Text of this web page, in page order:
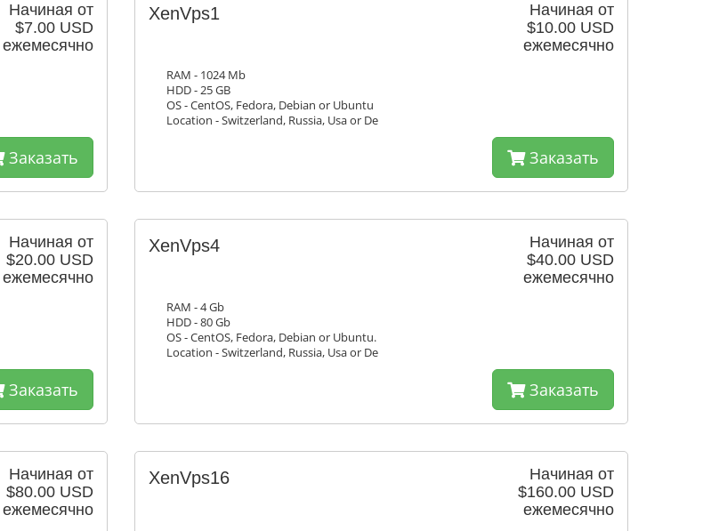
Начиная от
$7.00 USD
ежемесячно
Заказать
Начиная от
$10.00 USD
ежемесячно
XenVps1
RAM - 1024 Mb
HDD - 25 GB
OS - CentOS, Fedora, Debian or Ubuntu
Location - Switzerland, Russia, Usa or De
Заказать
Начиная от
$20.00 USD
ежемесячно
Заказать
Начиная от
$40.00 USD
ежемесячно
XenVps4
RAM - 4 Gb
HDD - 80 Gb
OS - CentOS, Fedora, Debian or Ubuntu.
Location - Switzerland, Russia, Usa or De
Заказать
Начиная от
$80.00 USD
ежемесячно
Начиная от
$160.00 USD
ежемесячно
XenVps16